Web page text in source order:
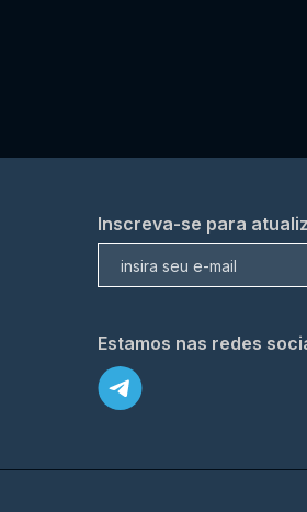
Inscreva-se para
Estamos nas redes